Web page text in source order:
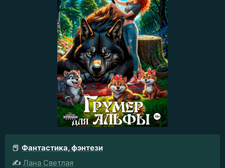
📕 Фантастика, фэнтези
✍️ Лана Светлая